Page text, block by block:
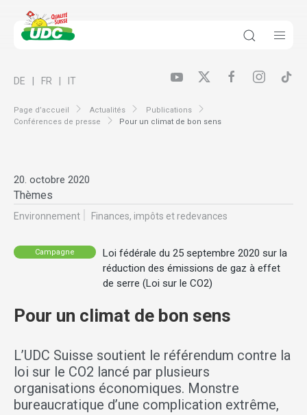
Page d’accueil Actualités
Publications
Conférences de presse
Pour un climat de bon sens
DE FR IT
20. octobre 2020
Thèmes
Environnement Finances, impôts et redevances
Campagne
Loi fédérale du 25 septembre 2020 sur la
réduction des émissions de gaz à effet
de serre (Loi sur le CO2)
Pour un climat de bon sens
L’UDC Suisse soutient le référendum contre la
loi sur le CO2 lancé par plusieurs
organisations économiques. Monstre
bureaucratique d’une complication extrême,